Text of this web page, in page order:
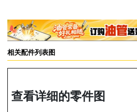
相关配件列表图
查看详细的零件图